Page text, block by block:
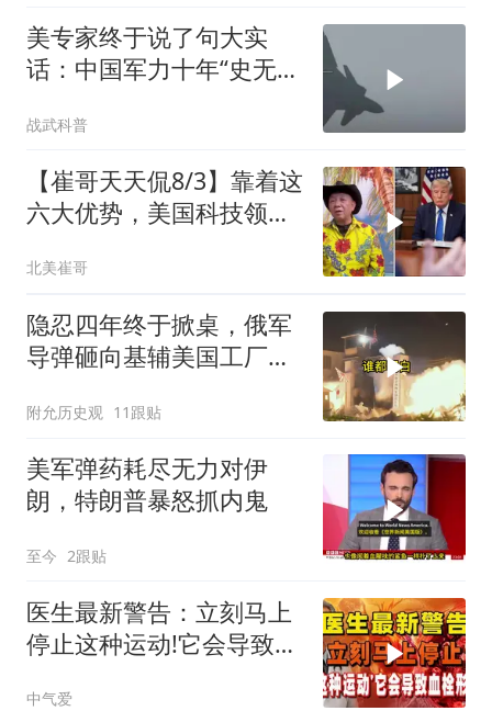
美专家终于说了句大实
话：中国军力十年“史无前
住了
战武科普
【崔哥天天侃8/3】靠着这
六大优势，美国科技领军
北美崔哥
隐忍四年终于掀桌，俄军
导弹砸向基辅美国工厂，
附允历史观 11跟贴
美军弹药耗尽无力对伊
朗，特朗普暴怒抓内鬼
至今 2跟贴
医生最新警告：立刻马上
停止这种运动!它会导致血
中气爱